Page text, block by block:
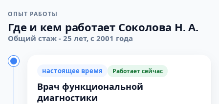
ОПЫТ РАБОТЫ
Где и кем работает Соколова Н. А.
Общий стаж - 25 лет, с 2001 года
настоящее время Работает сейчас
Врач функциональной
диагностики